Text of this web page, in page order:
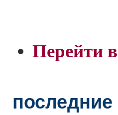
Перейти
последние